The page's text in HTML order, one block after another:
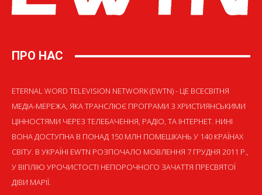
ПРО НАС
ETERNAL WORD TELEVISION NETWORK (EWTN) - ЦЕ ВСЕСВІТНЯ
МЕДІА-МЕРЕЖА, ЯКА ТРАНСЛЮЄ ПРОГРАМИ З ХРИСТИЯНСЬКИМИ
ЦІННОСТЯМИ ЧЕРЕЗ ТЕЛЕБАЧЕННЯ, РАДІО, ТА ІНТЕРНЕТ. НИНІ
ВОНА ДОСТУПНА В ПОНАД 150 МЛН ПОМЕШКАНЬ У 140 КРАЇНАХ
СВІТУ. В УКРАЇНІ EWTN РОЗПОЧАЛО МОВЛЕННЯ 7 ГРУДНЯ 2011 Р.,
У ВІГІЛІЮ УРОЧИСТОСТІ НЕПОРОЧНОГО ЗАЧАТТЯ ПРЕСВЯТОЇ
ДІВИ МАРІЇ.